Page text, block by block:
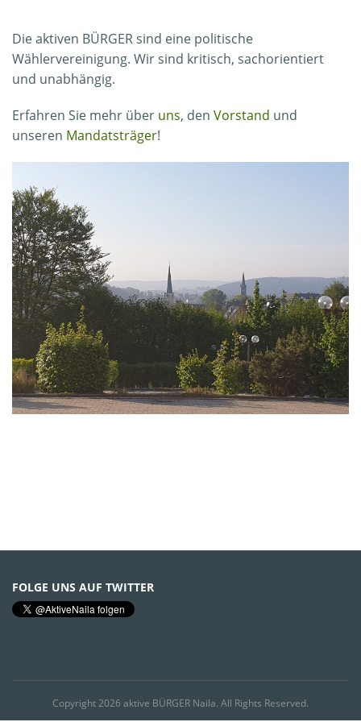
Die aktiven BÜRGER sind eine politische
Wählervereinigung. Wir sind kritisch, sachorientiert
und unabhängig.
Erfahren Sie mehr über uns, den Vorstand und
unseren Mandatsträger!
FOLGE UNS AUF TWITTER
Copyright 2026 aktive BÜRGER Naila. All Rights Reserved.